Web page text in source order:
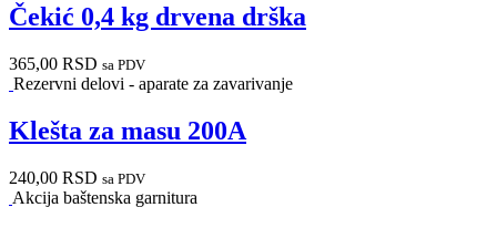
Čekić 0,4 kg drvena drška
365,00 RSD sa PDV
Rezervni delovi - aparate za zavarivanje
Klešta za masu 200A
240,00 RSD sa PDV
Akcija baštenska garnitura